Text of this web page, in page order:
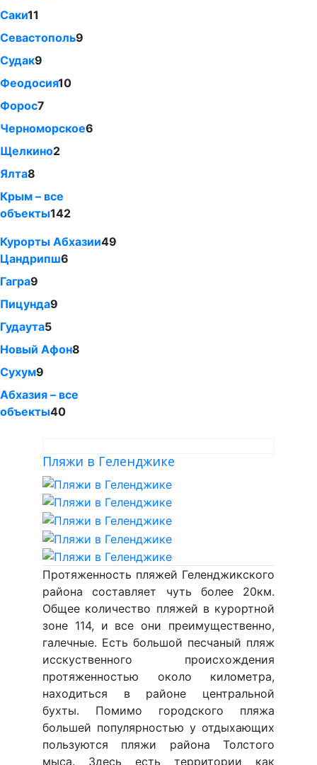
Саки11
Севастополь9
Судак9
Феодосия10
Форос7
Черноморское6
Щелкино2
Ялта8
Крым – все
объекты142
Курорты Абхазии49
Цандрипш6
Гагра9
Пицунда9
Гудаута5
Новый Афон8
Сухум9
Абхазия – все
объекты40
Пляжи в Геленджике
Протяженность пляжей Геленджикского
района составляет чуть более 20км.
Общее количество пляжей в курортной
зоне 114, и все они преимущественно,
галечные. Есть большой песчаный пляж
исскуственного происхождения
протяженностью около километра,
находиться в районе центральной
бухты. Помимо городского пляжа
большей популярностью у отдыхающих
пользуются пляжи района Толстого
мыса. Здесь есть территории как